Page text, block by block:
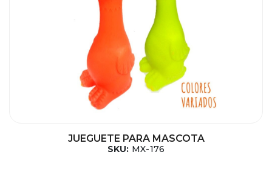
JUEGUETE PARA MASCOTA
SKU: MX-176